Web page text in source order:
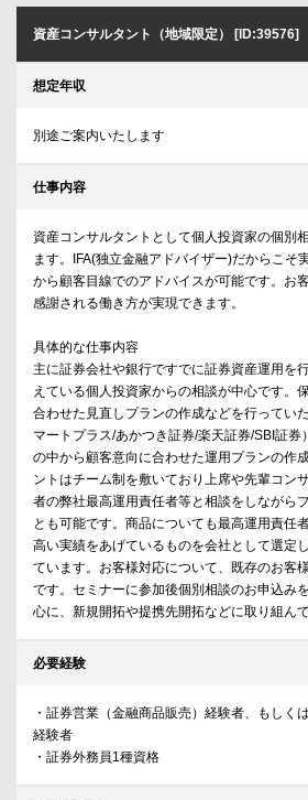
資産コンサルタント（地域限定） [ID:39576]
想定年収
別途ご案内いたします
仕事内容
資産コンサルタントとして個人投資家の個別
ます。IFA(独立金融アドバイザー)だからこそ
から顧客目線でのアドバイスが可能です。お
感謝される働き方が実現できます。
具体的な仕事内容
主に証券会社や銀行ですでに証券資産運用を
えている個人投資家からの相談が中心です。
合わせた見直しプランの作成などを行ってい
マートプラス/あかつき証券/楽天証券/SBI証
の中から顧客意向に合わせた運用プランの作
ントはチーム制を敷いており上席や先輩コン
者の弊社最高運用責任者等と相談をしながら
とも可能です。商品についても最高運用責任
高い実績をあげているものを会社として選定
ています。お客様対応について、既存のお客
です。セミナーに参加後個別相談のお申込み
心に、新規開拓や提携先開拓などに取り組ん
必要経験
・証券営業（金融商品販売）経験者、もしく
経験者
・証券外務員1種資格